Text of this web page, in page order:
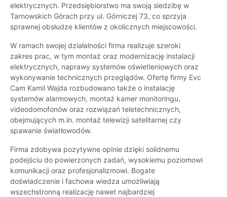
elektrycznych. Przedsiębiorstwo ma swoją siedzibę w
Tarnowskich Górach przy ul. Górniczej 73, co sprzyja
sprawnej obsłudze klientów z okolicznych miejscowości.
W ramach swojej działalności firma realizuje szeroki
zakres prac, w tym montaż oraz modernizację instalacji
elektrycznych, naprawy systemów oświetleniowych oraz
wykonywanie technicznych przeglądów. Ofertę firmy Evc
Cam Kamil Wajda rozbudowano także o instalację
systemów alarmowych, montaż kamer monitoringu,
videodomofonów oraz rozwiązań teletechnicznych,
obejmujących m.in. montaż telewizji satelitarnej czy
spawanie światłowodów.
Firma zdobywa pozytywne opinie dzięki solidnemu
podejściu do powierzonych zadań, wysokiemu poziomowi
komunikacji oraz profesjonalizmowi. Bogate
doświadczenie i fachowa wiedza umożliwiają
wszechstronną realizację nawet najbardziej